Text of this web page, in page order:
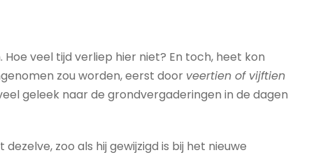
veel tijd verliep hier niet? En toch, heet kon
zou worden, eerst door veertien of vijftien
geleek naar de grondvergaderingen in de dagen
zoo als hij gewijzigd is bij het nieuwe